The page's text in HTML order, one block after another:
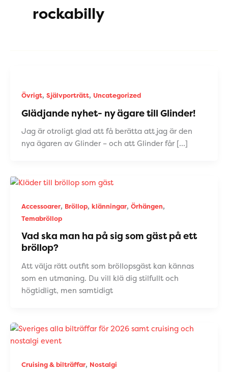
rockabilly
Övrigt, Självporträtt, Uncategorized
Glädjande nyhet- ny ägare till Glinder!
Jag är otroligt glad att få berätta att jag är den
nya ägaren av Glinder – och att Glinder får […]
Accessoarer, Bröllop, klänningar, Örhängen,
Temabröllop
Vad ska man ha på sig som gäst på ett
bröllop?
Att välja rätt outfit som bröllopsgäst kan kännas
som en utmaning. Du vill klä dig stilfullt och
högtidligt, men samtidigt
Cruising & bilträffar, Nostalgi